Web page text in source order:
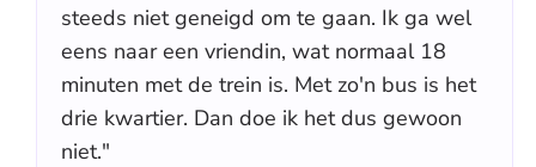
steeds niet geneigd om te gaan. Ik ga wel
eens naar een vriendin, wat normaal 18
minuten met de trein is. Met zo'n bus is het
drie kwartier. Dan doe ik het dus gewoon
niet."